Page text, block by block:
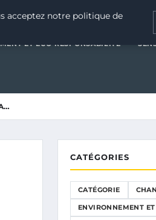
ENVIRONNEMENT ET ÉCO-
ET ÉCO-RESPONSABILITÉ
CATÉGORIES
CATÉGORIE
ENVIRONNEMENT
acceptez notre politique de